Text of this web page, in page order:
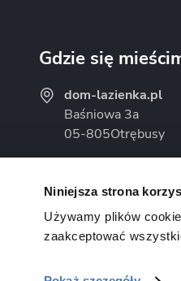
Niniejsza strona
Używamy plików
zaakceptować
Rea
Velaco
Gdzie się
dom-lazienka.pl
Baśniowa 3a
05-805Otrębusy
Pon. - Pt.: 08:00 -
Sob.: Zamknięte